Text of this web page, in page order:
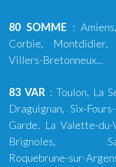
80 SOMME : Amiens
Corbie, Montdidier,
Villers-Bretonneux...
83 VAR : Toulon, La
Draguignan, Six-
Garde, La Valette-du-
Brignoles,
Roquebrune-sur-